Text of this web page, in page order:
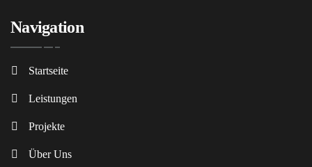
Navigation
Startseite
Leistungen
Projekte
Über Uns